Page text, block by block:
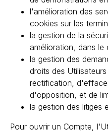
l'amélioration des
cookies sur les
la gestion de la
amélioration, dans le
la gestion des
droits des
rectification,
d'opposition, et de
la gestion des litiges
Pour ouvrir un Compte,